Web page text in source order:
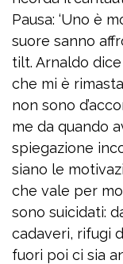
Pausa: ‘Uno è
suore sanno
tilt. Arnaldo
che mi è
non sono
me da quando
spiegazione
siano le
che vale per
sono suicidati:
cadaveri, rifugi
fuori poi ci sia